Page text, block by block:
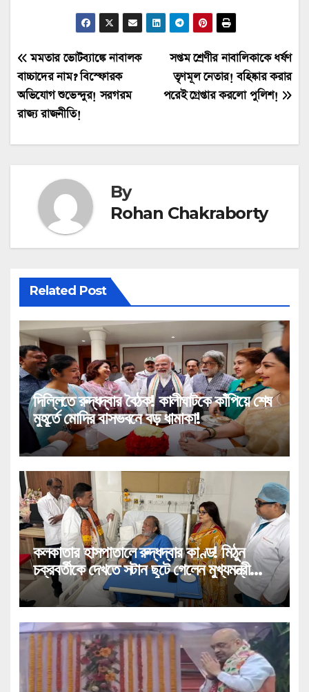
Post
navigation
সপ্তম শ্রেণীর নাবালিকাকে ধর্ষণ
তৃণমূল নেতার! বহিষ্কার করার
পরেই গ্রেপ্তার করলো পুলিশ!
মমতার ভোটব্যাঙ্কে নাবালক
বাচ্চাদের নাম? বিস্ফোরক
অভিযোগ শুভেন্দুর! সরগরম
রাজ্য রাজনীতি!
By
Rohan Chakraborty
Related Post
দিল্লিতে রুদ্ধদ্বার বৈঠক! কালীঘাটকে কাঁপিয়ে শেষ
মুহূর্তে মোদির বাসভবনে বড় ধামাকা!
কলকাতার হাসপাতালে রুদ্ধদ্বার কাণ্ড! মিঠুন
চক্রবর্তীকে দেখতে সটান ছুটে গেলেন মুখ্যমন্ত্রী
শুভেন্দু!